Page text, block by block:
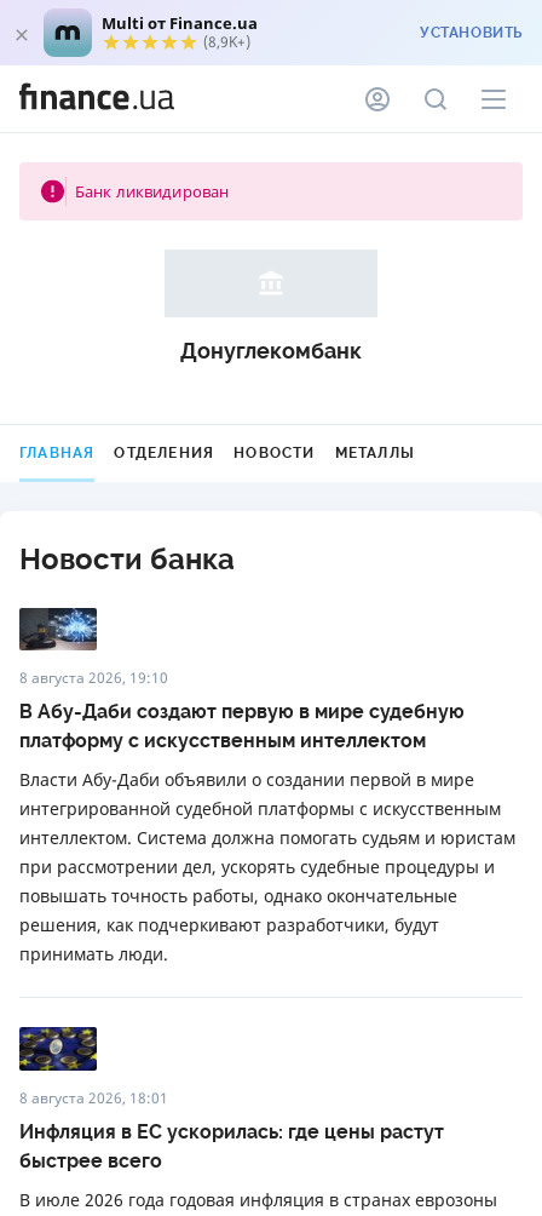
Multi от Finance.ua
(8,9K+) УСТАНОВИТЬ
Банк ликвидирован
Донуглекомбанк
ГЛАВНАЯ ОТДЕЛЕНИЯ НОВОСТИ МЕТАЛЛЫ
Новости банка
8 августа 2026, 19:10
В Абу-Даби создают первую в мире судебную
платформу с искусственным интеллектом
Власти Абу-Даби объявили о создании первой в мире
интегрированной судебной платформы с искусственным
интеллектом. Система должна помогать судьям и юристам
при рассмотрении дел, ускорять судебные процедуры и
повышать точность работы, однако окончательные
решения, как подчеркивают разработчики, будут
принимать люди.
8 августа 2026, 18:01
Инфляция в ЕС ускорилась: где цены растут
быстрее всего
В июле 2026 года годовая инфляция в странах еврозоны